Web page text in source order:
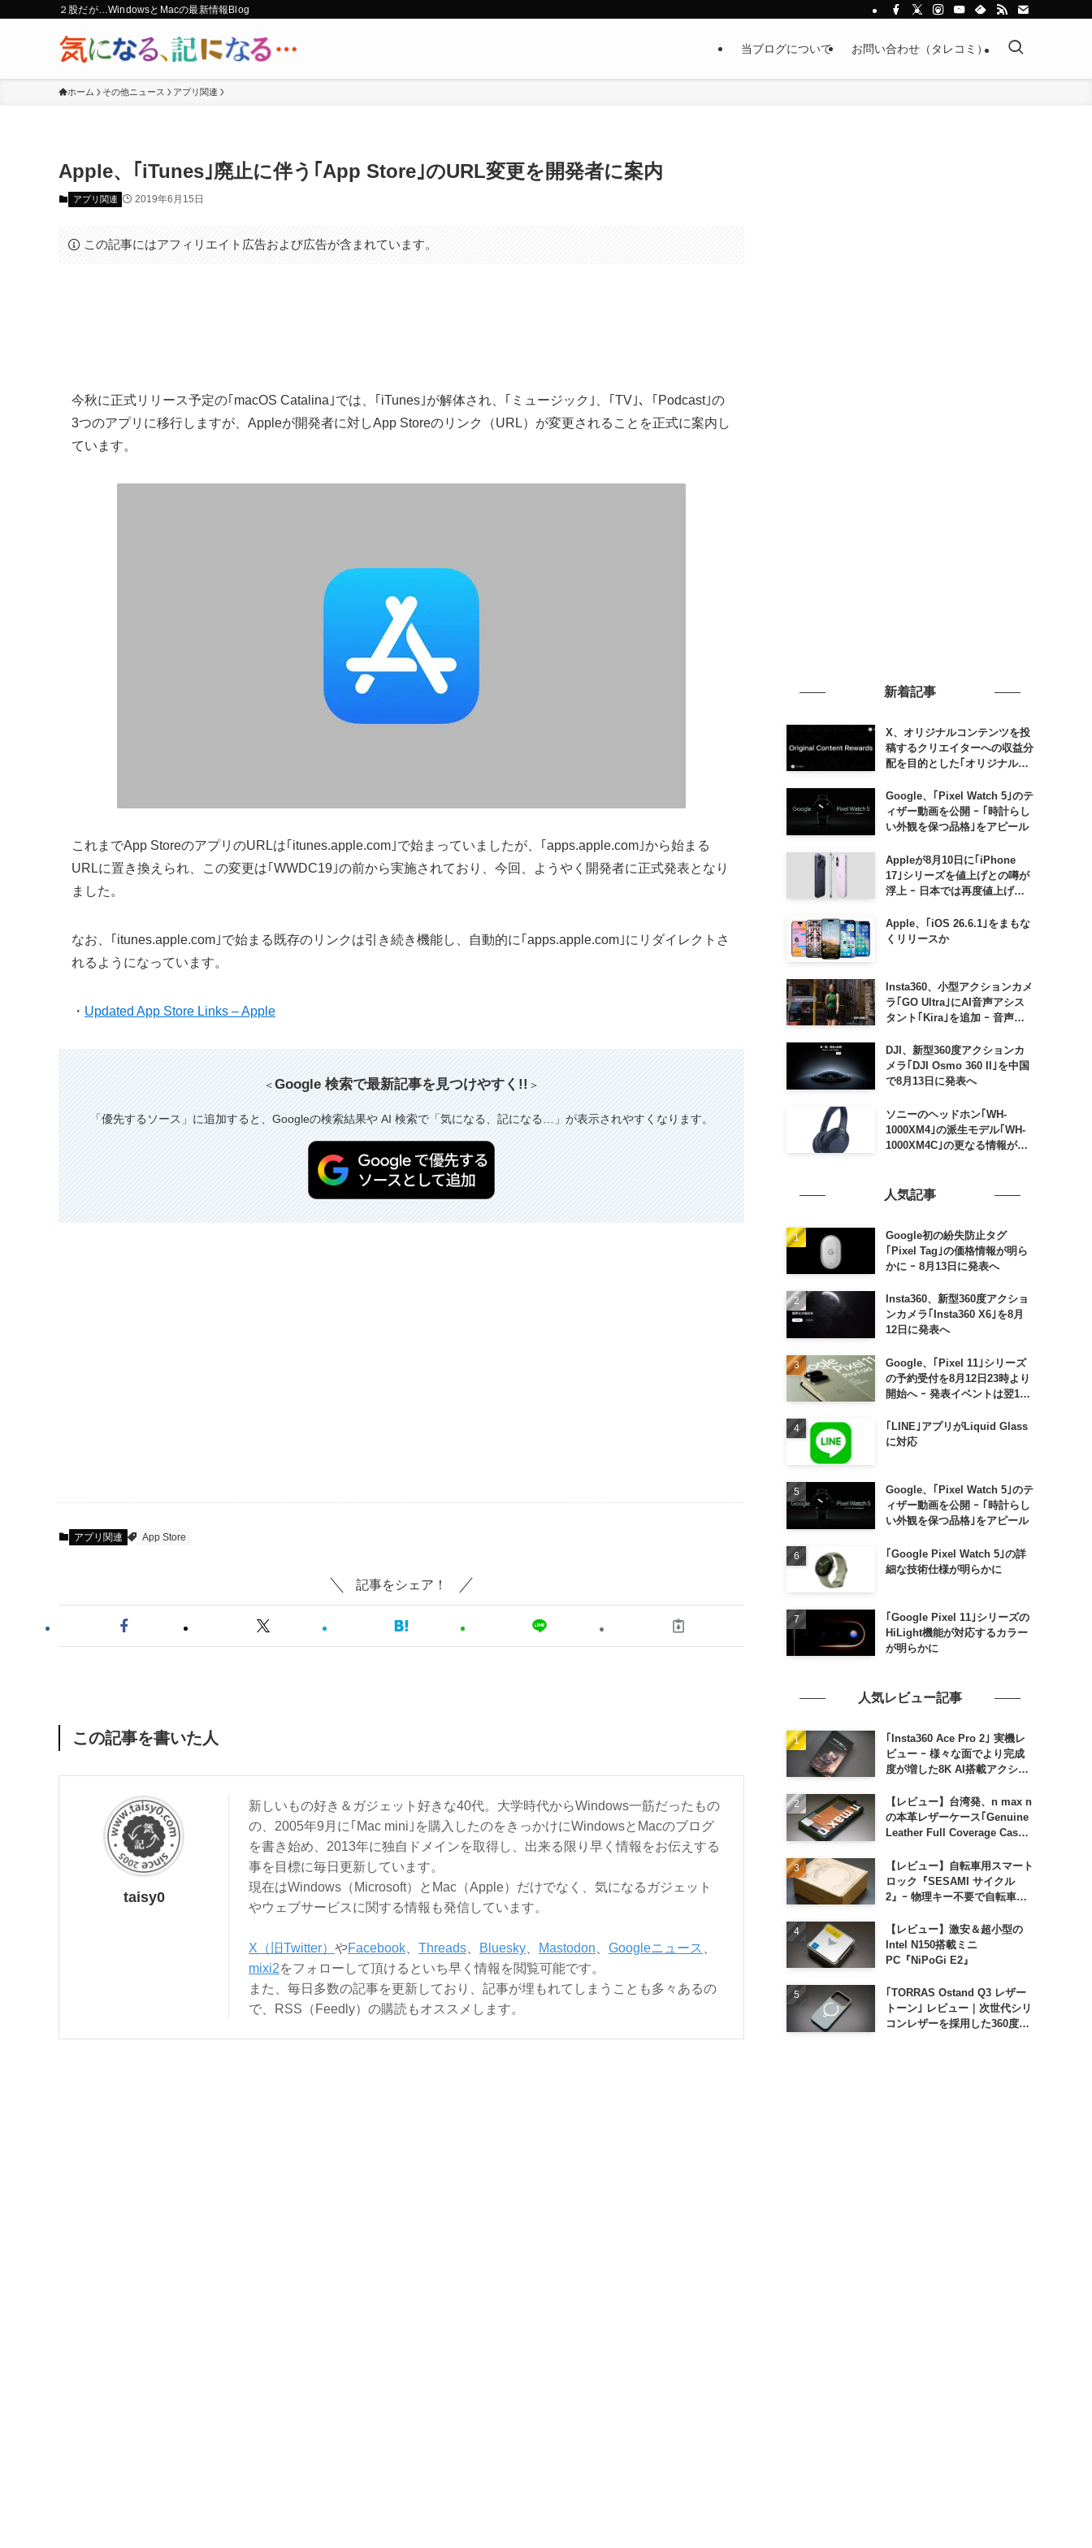
２股だが…WindowsとMacの最新情報Blog
当ブログについて お問い合わせ（タレコミ）
ホーム その他ニュース アプリ関連
Apple、｢iTunes｣廃止に伴う｢App Store｣のURL変更を開発者に案内
アプリ関連 2019年6月15日
この記事にはアフィリエイト広告および広告が含まれています。
今秋に正式リリース予定の｢macOS Catalina｣では、｢iTunes｣が解体され、｢ミュージック｣、｢TV｣、｢Podcast｣の
3つのアプリに移行しますが、Appleが開発者に対しApp Storeのリンク（URL）が変更されることを正式に案内し
ています。
これまでApp StoreのアプリのURLは｢itunes.apple.com｣で始まっていましたが、｢apps.apple.com｣から始まる
URLに置き換えられ、この変更は｢WWDC19｣の前から実施されており、今回、ようやく開発者に正式発表となり
ました。
なお、｢itunes.apple.com｣で始まる既存のリンクは引き続き機能し、自動的に｢apps.apple.com｣にリダイレクトさ
れるようになっています。
・ Updated App Store Links – Apple
＜Google 検索で最新記事を見つけやすく!! ＞
「優先するソース」に追加すると、Googleの検索結果や AI 検索で「気になる、記になる…」が表示されやすくなります。
アプリ関連 App Store
記事をシェア！
この記事を書いた人
taisy0
新しいもの好き＆ガジェット好きな40代。大学時代からWindows一筋だったもの
の、2005年9月に｢Mac mini｣を購入したのをきっかけにWindowsとMacのブログ
を書き始め、2013年に独自ドメインを取得し、出来る限り早く情報をお伝えする
事を目標に毎日更新しています。
現在はWindows（Microsoft）とMac（Apple）だけでなく、気になるガジェット
やウェブサービスに関する情報も発信しています。
X（旧Twitter） やFacebook Threads Bluesky Mastodon Googleニュース
mixi2をフォローして頂けるといち早く情報を閲覧可能です。
また、毎日多数の記事を更新しており、記事が埋もれてしまうことも多々あるの
で、RSS（Feedly）の購読もオススメします。
新着記事
X、オリジナルコンテンツを投
稿するクリエイターへの収益分
配を目的とした｢オリジナルコ
入へ ｰ 従来の｢収益分配｣は廃
止
Google、｢Pixel Watch 5｣のテ
ィザー動画を公開 ｰ ｢時計らし
い外観を保つ品格｣をアピール
Appleが8月10日に｢iPhone
17｣シリーズを値上げとの噂が
浮上 ｰ 日本では再度値上げの
Apple、｢iOS 26.6.1｣をまもな
くリリースか
Insta360、小型アクションカメ
ラ｢GO Ultra｣にAI音声アシス
タント｢Kira｣を追加 ｰ 音声で
などが利用可能に
DJI、新型360度アクションカ
メラ｢DJI Osmo 360 II｣を中国
で8月13日に発表へ
ソニーのヘッドホン｢WH-
1000XM4｣の派生モデル｢WH-
1000XM4C｣の更なる情報が明
人気記事
Google初の紛失防止タグ
｢Pixel Tag｣の価格情報が明ら
かに ｰ 8月13日に発表へ
Insta360、新型360度アクショ
ンカメラ｢Insta360 X6｣を8月
12日に発表へ
Google、｢Pixel 11｣シリーズ
の予約受付を8月12日23時より
開始へ ｰ 発表イベントは翌13
｢LINE｣アプリがLiquid Glass
に対応
Google、｢Pixel Watch 5｣のテ
ィザー動画を公開 ｰ ｢時計らし
い外観を保つ品格｣をアピール
｢Google Pixel Watch 5｣の詳
細な技術仕様が明らかに
｢Google Pixel 11｣シリーズの
HiLight機能が対応するカラー
が明らかに
人気レビュー記事
｢Insta360 Ace Pro 2｣ 実機レ
ビュー ｰ 様々な面でより完成
度が増した8K AI搭載アクショ
【レビュー】台湾発、n max n
の本革レザーケース｢Genuine
Leather Full Coverage Case
【レビュー】自転車用スマート
ロック『SESAMI サイクル
2』ｰ 物理キー不要で自転車の
【レビュー】激安＆超小型の
Intel N150搭載ミニ
PC『NiPoGi E2』
｢TORRAS Ostand Q3 レザー
トーン｣ レビュー｜次世代シリ
コンレザーを採用した360度回